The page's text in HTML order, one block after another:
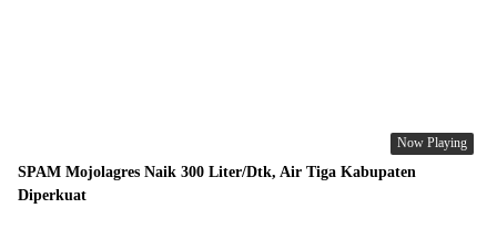
Now Playing
SPAM Mojolagres Naik 300 Liter/Dtk, Air Tiga Kabupaten
Diperkuat